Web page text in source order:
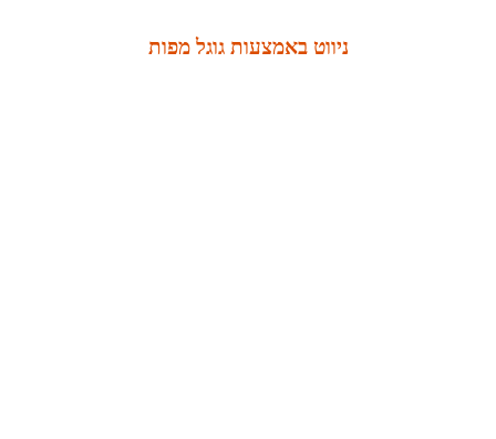
ניווט באמצעות גוגל מפות